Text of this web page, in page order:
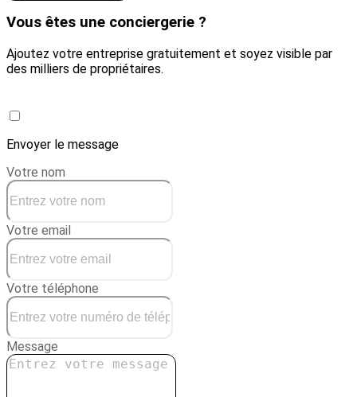
Vous êtes une conciergerie ?
Ajoutez votre entreprise gratuitement et soyez visible par
des milliers de propriétaires.
Envoyer le message
Votre nom
Votre email
Votre téléphone
Message